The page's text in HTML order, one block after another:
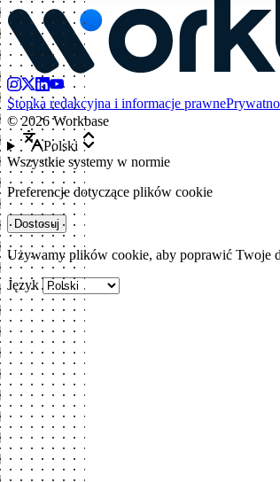
Stopka redakcyjna i informacje prawne
©2026 Workbase
Polski
Wszystkie systemy w normie
Preferencje dotyczące plików cookie
Dostosuj
Używamy plików cookie, aby poprawić Twoje
Język